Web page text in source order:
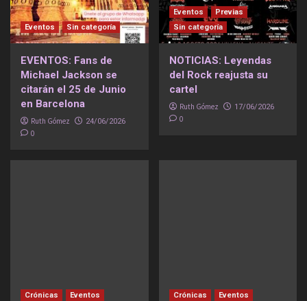
Eventos Sin categoría
EVENTOS: Fans de
Michael Jackson se
citarán el 25 de Junio
en Barcelona
Ruth Gómez 24/06/2026
0
Eventos
Previas
Sin categoría
NOTICIAS: Leyendas
del Rock reajusta su
cartel
Ruth Gómez 17/06/2026
0
Crónicas Eventos Crónicas Eventos